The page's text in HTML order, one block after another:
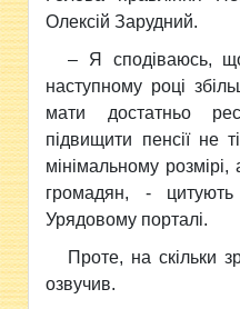
Олексій Зарудний.
– Я сподіваюсь,
наступному році
мати достатньо
підвищити пенсії не
мінімальному розмірі,
громадян, -
Урядовому порталі.
Проте, на скільки
озвучив.